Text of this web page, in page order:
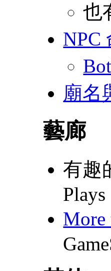
也
NPC
廟名
藝廊
有趣
Plays
More